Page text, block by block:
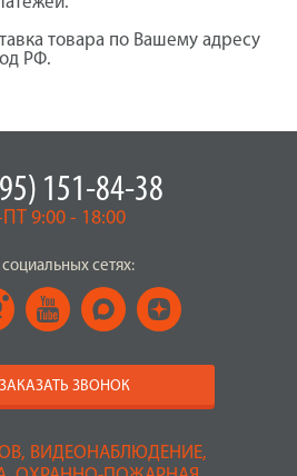
товара по Вашему адресу
РФ.
ВИДЕОНАБЛЮДЕНИЕ,
151-84-38
9:00 - 18:00
сетях:
ЗАКАЗАТЬ ЗВОНОК